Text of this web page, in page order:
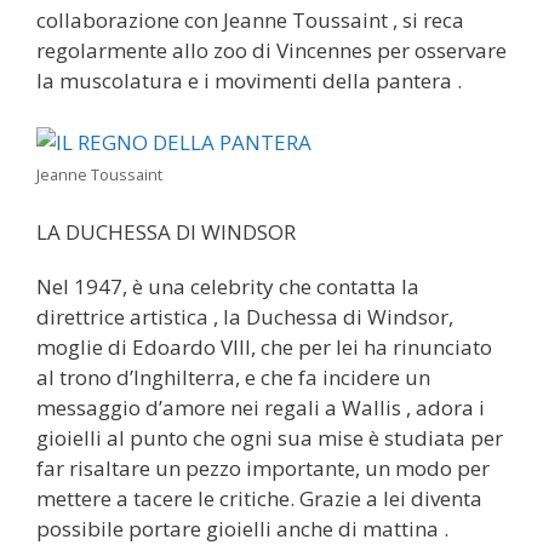
collaborazione con Jeanne Toussaint , si reca
regolarmente allo zoo di Vincennes per osservare
la muscolatura e i movimenti della pantera .
Jeanne Toussaint
LA DUCHESSA DI WINDSOR
Nel 1947, è una celebrity che contatta la
direttrice artistica , la Duchessa di Windsor,
moglie di Edoardo VIII, che per lei ha rinunciato
al trono d’Inghilterra, e che fa incidere un
messaggio d’amore nei regali a Wallis , adora i
gioielli al punto che ogni sua mise è studiata per
far risaltare un pezzo importante, un modo per
mettere a tacere le critiche. Grazie a lei diventa
possibile portare gioielli anche di mattina .